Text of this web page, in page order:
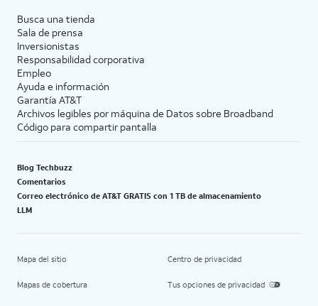
Busca una tienda
Sala de prensa
Inversionistas
Responsabilidad corporativa
Empleo
Ayuda e información
Garantía AT&T
Archivos legibles por máquina de Datos sobre Broadband
Código para compartir pantalla
Blog Techbuzz
Comentarios
Correo electrónico de AT&T GRATIS con 1 TB de almacenamiento
LLM
Mapa del sitio
Mapas de cobertura
Centro de privacidad
Tus opciones de privacidad